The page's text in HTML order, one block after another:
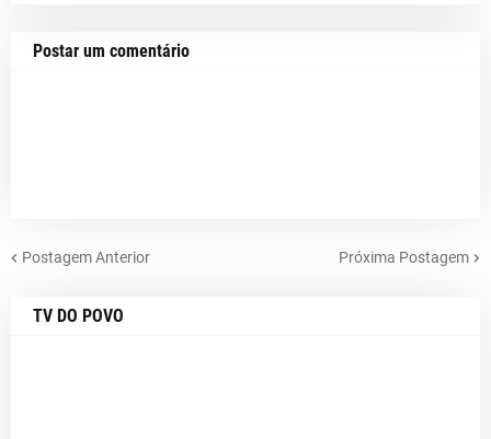
Postar um comentário
Postagem Anterior Próxima Postagem
TV DO POVO